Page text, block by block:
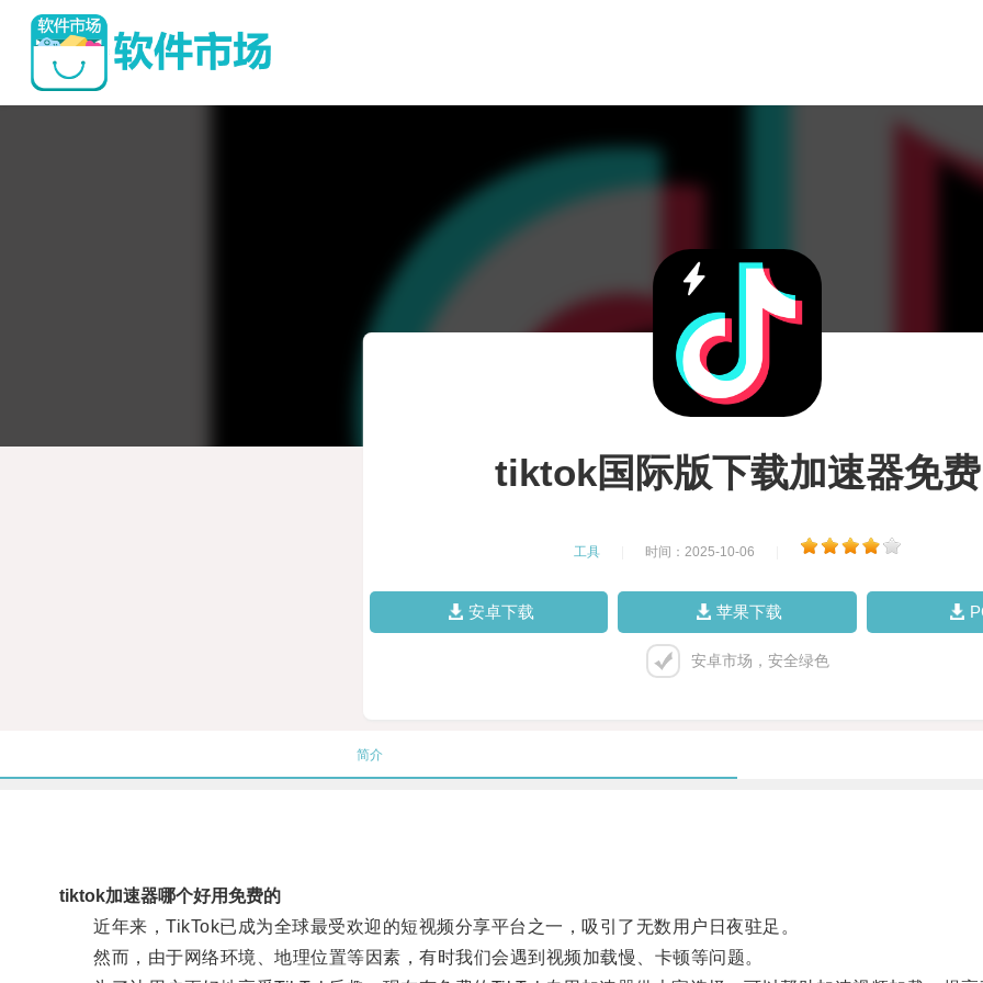
tiktok国际版下载加速器免费
工具 时间：2025-10-06
安卓下载 苹果下载
安卓市场，安全绿色
简介
tiktok加速器哪个好用免费的
近年来，TikTok已成为全球最受欢迎的短视频分享平台之一，吸引了无数用户日夜驻足。
然而，由于网络环境、地理位置等因素，有时我们会遇到视频加载慢、卡顿等问题。